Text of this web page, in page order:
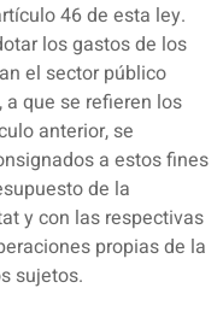
46 de esta ley.
los gastos de los
el sector público
que se refieren los
anterior, se
a estos fines
de la
y con las respectivas
propias de la
sujetos.